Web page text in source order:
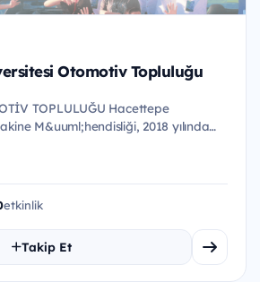
Otomotiv Topluluğu
Hacettepe
M&uuml;hendisliği, 2018 yılında
etkinlik
Takip Et